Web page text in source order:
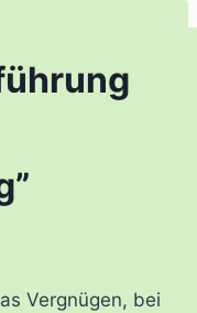
Vergnügen, bei